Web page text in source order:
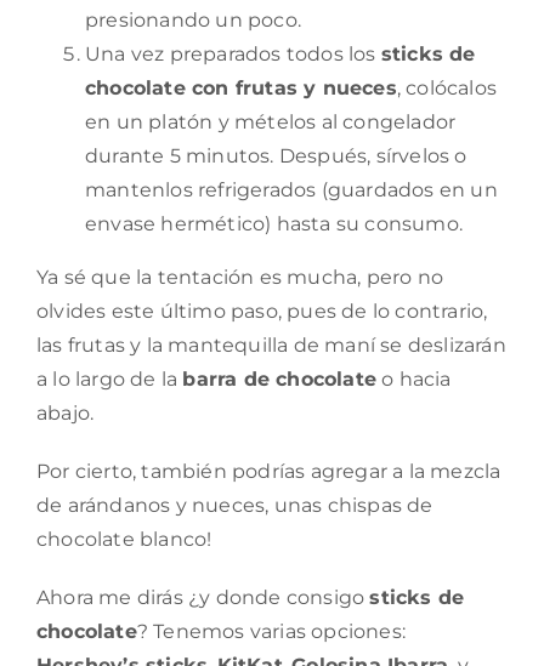
presionando un poco.
Una vez preparados todos los sticks de
chocolate con frutas y nueces, colócalos
en un platón y mételos al congelador
durante 5 minutos. Después, sírvelos o
mantenlos refrigerados (guardados en un
envase hermético) hasta su consumo.
Ya sé que la tentación es mucha, pero no
olvides este último paso, pues de lo contrario,
las frutas y la mantequilla de maní se deslizarán
a lo largo de la barra de chocolate o hacia
abajo.
Por cierto, también podrías agregar a la mezcla
de arándanos y nueces, unas chispas de
chocolate blanco!
Ahora me dirás ¿y donde consigosticks de
chocolate? Tenemos varias opciones: